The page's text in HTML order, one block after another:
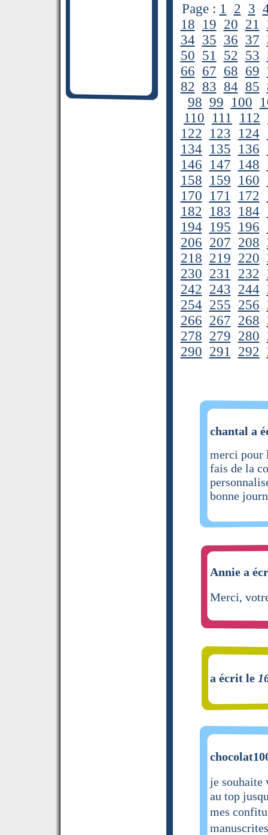
Page : 1 2 3
18 19 20 21
34 35 36 37
50 51 52 53
66 67 68 69
82 83 84 85
98 99 100
110 111 112
122 123 124
134 135 136
146 147 148
158 159 160
170 171 172
182 183 184
194 195 196
206 207 208
218 219 220
230 231 232
242 243 244
254 255 256
266 267 268
278 279 280
290 291 292
chantal a
merci pour
fais de la
bonne
Annie a
Merci,
a écrit le
je
au top
mes